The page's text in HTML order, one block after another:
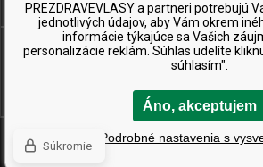
Zenz Organic
Copyright © 2026 PreZdravéVlasy.sk,
PREZDRAVEVLASY a partneri potrebujú
jednotlivých údajov, aby Vám okrem
informácie týkajúce sa Vašich
personalizácie reklám. Súhlas udelíte
súhlasím".
Áno, akceptujem
Podrobné nastavenia s
Súkromie